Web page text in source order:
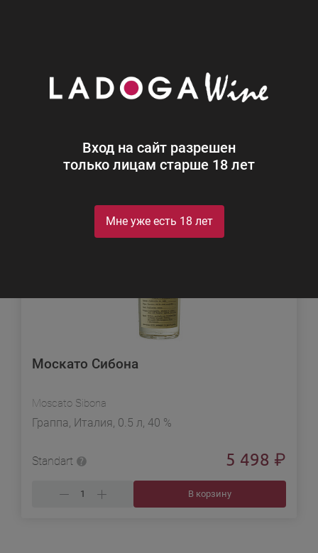
Вход на сайт разрешен
только лицам старше 18 лет
Мне уже есть 18 лет
Крепкий алкоголь
Сортировка
Москато Сибона
Moscato Sibona
Граппа, Италия, 0.5 л, 40 %
Standart 5 498 ₽
В корзину